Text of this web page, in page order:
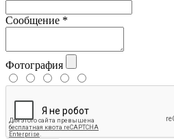
Сообщение *
Фотография